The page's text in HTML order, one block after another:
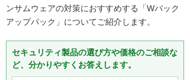
ンサムウェアの対策におすすめする「Wバック
アップパック」についてご紹介します。
セキュリティ製品の選び方や価格のご相談な
ど、分かりやすくお答えします。